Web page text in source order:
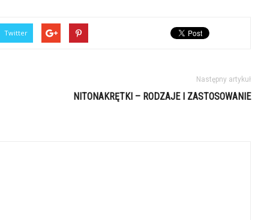
Twitter
Następny artykuł
NITONAKRĘTKI – RODZAJE I ZASTOSOWANIE